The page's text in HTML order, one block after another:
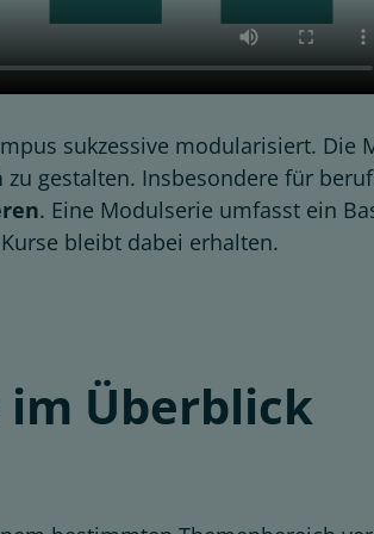
sukzessive modularisiert. Die
zu gestalten. Insbesondere für
. Eine Modulserie umfasst ein
bleibt dabei erhalten.
Überblick